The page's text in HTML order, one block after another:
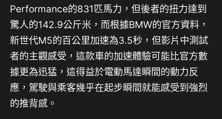
Performance的831匹馬力，但後者的扭力達到
驚人的142.9公斤米，而根據BMW的官方資料，
新世代M5的百公里加速為3.5秒，但影片中測試
者的主觀感受，這款車的加速體驗可能比官方數
據更為迅猛，這得益於電動馬達瞬間的動力反
應，駕駛與乘客幾乎在起步瞬間就能感受到強烈
的推背感。